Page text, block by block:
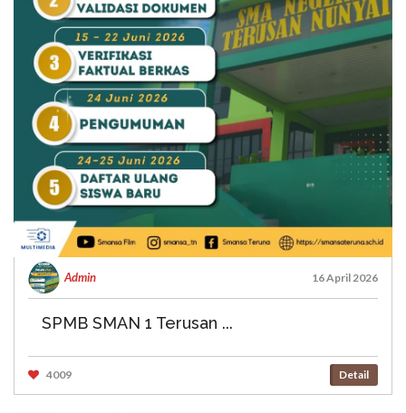
Admin 16 April 2026
SPMB SMAN 1 Terusan ...
4009 Detail